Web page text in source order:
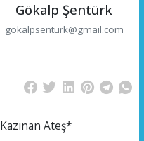
Gökalp Şentürk
gokalpsenturk@gmail.com
Ateş*